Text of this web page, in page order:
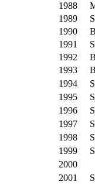
1988
1989
1990
1991
1992
1993
1994
1995
1996
1997
1998
1999
2000
2001